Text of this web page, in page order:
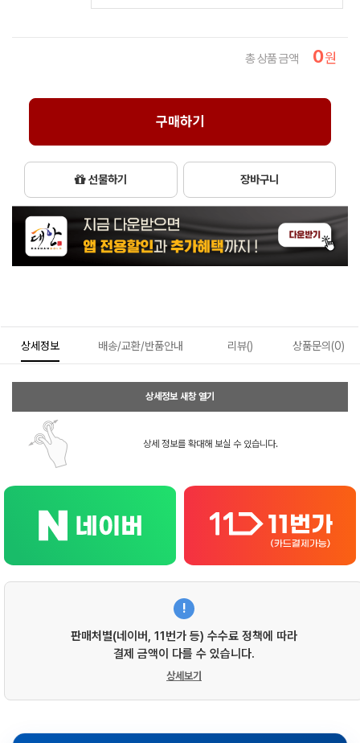
총 상품 금액 0원
구매하기
선물하기 장바구니
상세정보 배송/교환/반품안내 리뷰() 상품문의(0)
상세정보 새창 열기
상세 정보를 확대해 보실 수 있습니다.
!
판매처별(네이버, 11번가 등) 수수료 정책에 따라
결제 금액이 다를 수 있습니다.
상세보기